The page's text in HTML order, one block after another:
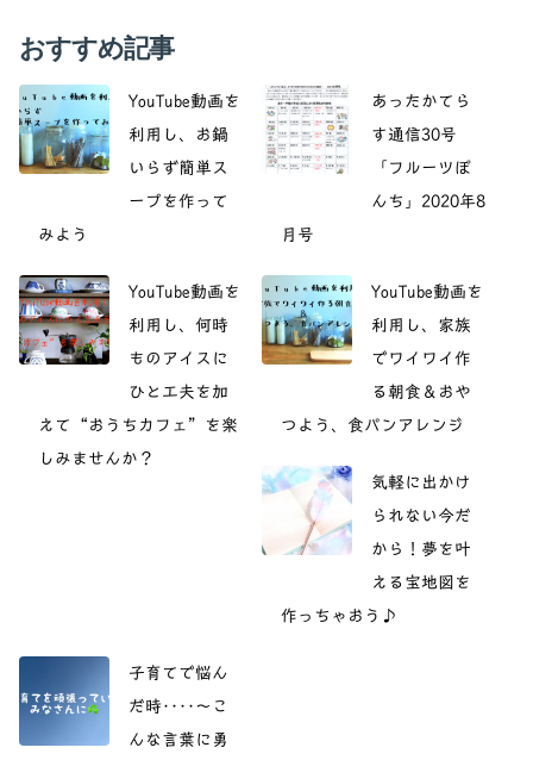
おすすめ記事
YouTube動画を
利用し、お鍋
いらず簡単ス
ープを作って
みよう
あったかてら
す通信30号
「フルーツぽ
んち」2020年8
月号
YouTube動画を
利用し、何時
ものアイスに
ひと工夫を加
えて“おうちカフェ”を楽
しみませんか？
YouTube動画を
利用し、家族
でワイワイ作
る朝食＆おや
つよう、食パンアレンジ
気軽に出かけ
られない今だ
から！夢を叶
える宝地図を
作っちゃおう♪
子育てで悩ん
だ時‥‥〜こ
んな言葉に勇